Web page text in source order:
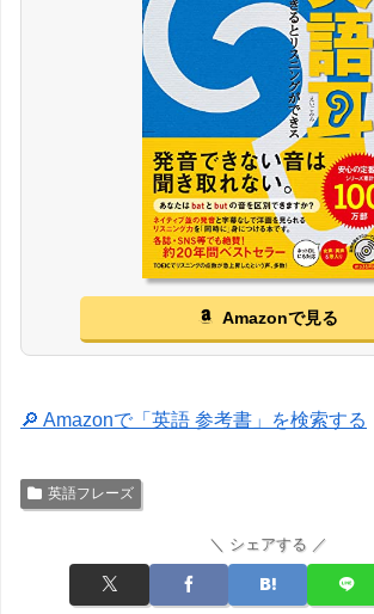
Amazonで見る
🔎 Amazonで「英語 参考書」を検索する
英語フレーズ
＼ シェアする ／